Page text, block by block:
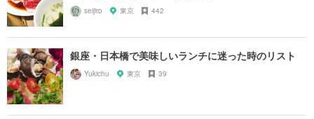
seijiro 東京 442
銀座・日本橋で美味しいランチに迷った時のリスト
Yukichu 東京 39